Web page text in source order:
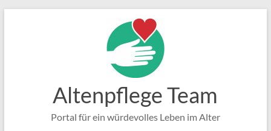
Altenpflege Team
Portal für ein würdevolles Leben im Alter